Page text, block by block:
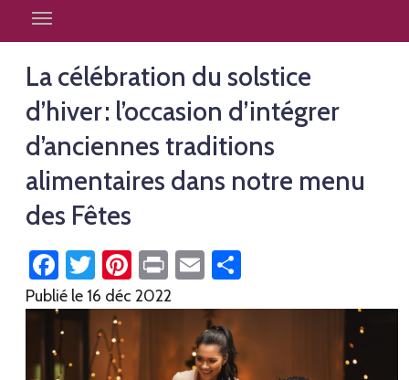
Mobile Toggle Navigation
La célébration du solstice
d’hiver : l’occasion d’intégrer
d’anciennes traditions
alimentaires dans notre menu
des Fêtes
Facebook
Twitter
Pinterest
PrintEmail
Publié le 16 déc 2022